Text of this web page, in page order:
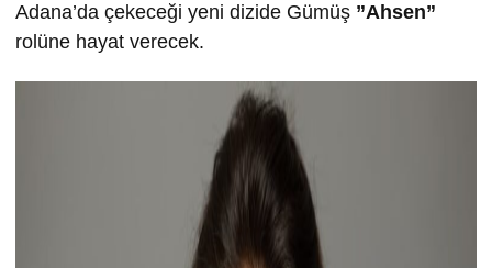
Adana’da çekeceği yeni dizide Gümüş ”Ahsen”
rolüne hayat verecek.